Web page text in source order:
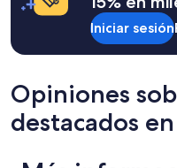
Aplican
términos
Iniciar sesión
Opiniones
destacados